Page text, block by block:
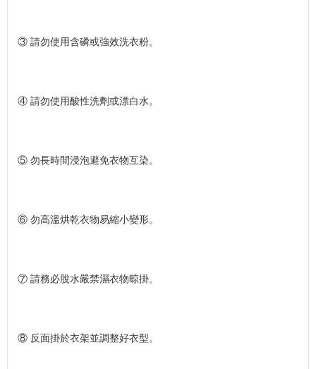
③ 請勿使用含磷或強效洗衣粉。
④ 請勿使用酸性洗劑或漂白水。
⑤ 勿長時間浸泡避免衣物互染。
⑥ 勿高溫烘乾衣物易縮小變形。
⑦ 請務必脫水嚴禁濕衣物晾掛。
⑧ 反面掛於衣架並調整好衣型。